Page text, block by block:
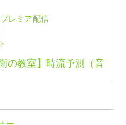
レミア配信
の教室】時流予測（音